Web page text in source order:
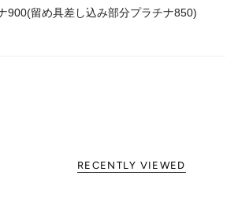
900(留め具差し込み部分プラチナ850)
RECENTLY VIEWED